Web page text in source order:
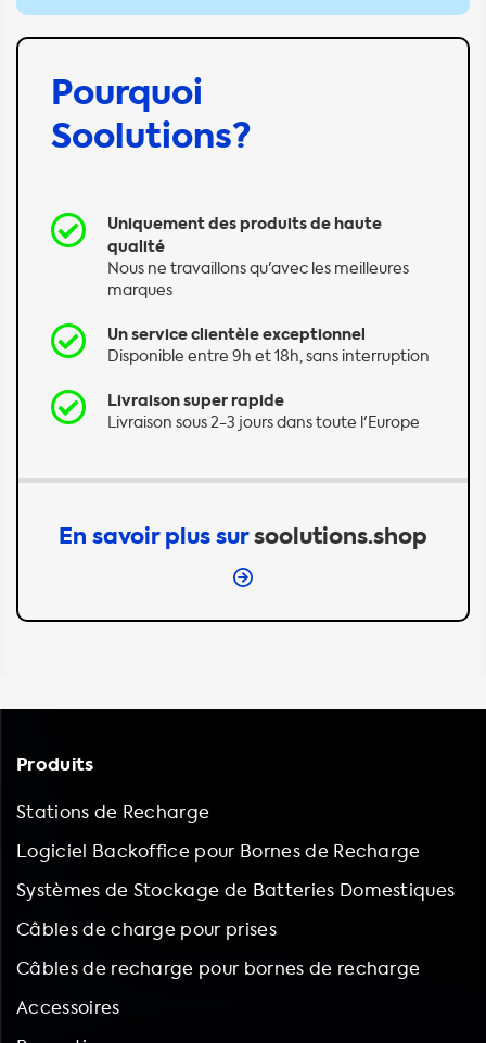
Pourquoi
Soolutions?
Uniquement des produits de haute
qualité
Nous ne travaillons qu'avec les meilleures
marques
Un service clientèle exceptionnel
Disponible entre 9h et 18h, sans interruption
Livraison super rapide
Livraison sous 2-3 jours dans toute l'Europe
En savoir plus sursoolutions.shop
Produits
Stations de Recharge
Logiciel Backoffice pour Bornes de Recharge
Systèmes de Stockage de Batteries Domestiques
Câbles de charge pour prises
Câbles de recharge pour bornes de recharge
Accessoires